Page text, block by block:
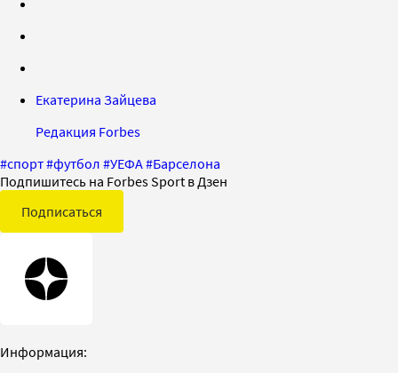
Екатерина Зайцева
Редакция Forbes
#спорт#футбол #УЕФА#Барселона
Подпишитесь на Forbes Sport в Дзен
Подписаться
Информация: